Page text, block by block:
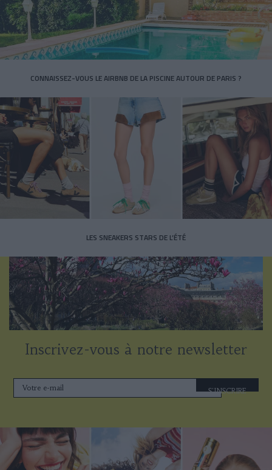
CONNAISSEZ-VOUS LE AIRBNB DE LA PISCINE AUTOUR DE PARIS ?
LES SNEAKERS STARS DE L’ÉTÉ
Inscrivez-vous à notre newsletter
S'INSCRIRE